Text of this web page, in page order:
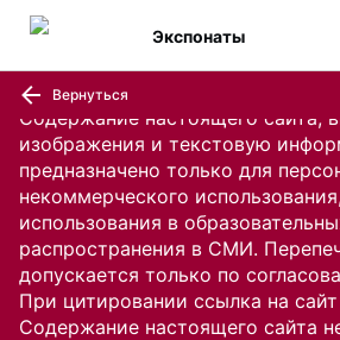
Содержание настоящего сайта,
изображения и текстовую
предназначено только для
некоммерческого
использования в
распространения в СМИ.
допускается только по
При цитировании ссылка на сайт
Содержание настоящего сайта
Экспонаты
Вернуться